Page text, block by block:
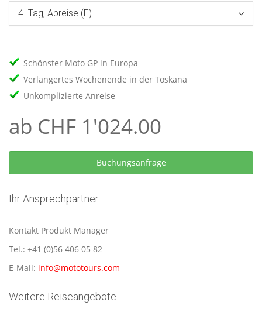
4. Tag, Abreise (F)
Schönster Moto GP in Europa
Verlängertes Wochenende in der Toskana
Unkomplizierte Anreise
ab CHF 1'024.00
Ihr Ansprechpartner:
Kontakt Produkt Manager
Tel.: +41 (0)56 406 05 82
E-Mail: info@mototours.com
Weitere Reiseangebote